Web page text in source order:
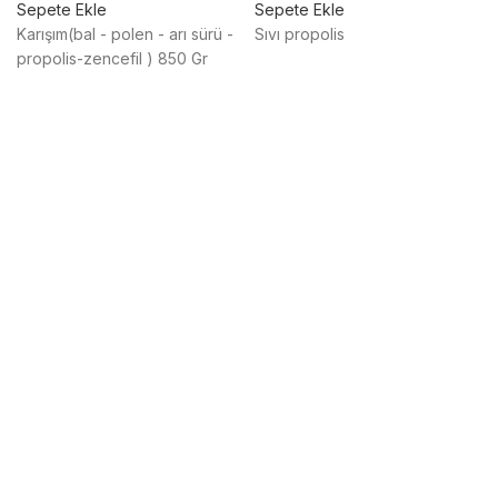
Sepete Ekle
Karışım(bal - polen - arı sürü -
propolis-zencefil ) 850 Gr
Sepete Ekle
Sıvı propolis